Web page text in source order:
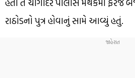
હતો તે ચાંગોદર પોલીસ મથકમાં ફરજ
રાઠોડનો પુત્ર હોવાનું સામે આવ્યું હતું.